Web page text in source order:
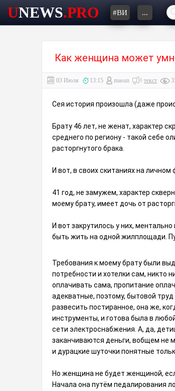
UNEWS.PRO #ВИ ...
Как женщина может
03 Июля 13:15 masun текст
Сея история произошла (даже
Брату 46 лет, не женат, характер
среднего по региону - такой себе
расторгнутого брака.
И вот, в своих скитаниях на
41 год, не замужем, характер
моему брату, имеет дочь от
И вот закрутилось у них,
быть жить на одной жилплощади.
Требования к моему брату были
потребности и хотелки сам, никто
оплачивать сама, пропитание
адекватные, поэтому, бытовой
развесить постиранное, она же,
инструменты, и готова была в
сети электроснабжения. А, да,
заканчиваются деньги, вобщем не
и дурацкие шуточки понятные
Но женщина не будет женщиной,
Начала она путëм педалирования